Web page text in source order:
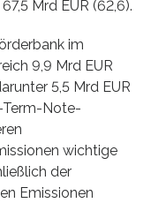
Mrd EUR (62,6).
im
9,9 Mrd EUR
5,5 Mrd EUR
Term-Note-
wichtige
der
Emissionen